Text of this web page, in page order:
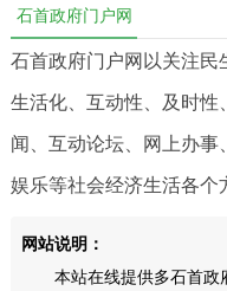
石首政府门户网
石首政府门户网以关注民
生活化、互动性、及时
闻、互动论坛、网上办事
娱乐等社会经济生活各个
网站说明：
本站在线提供多石首政